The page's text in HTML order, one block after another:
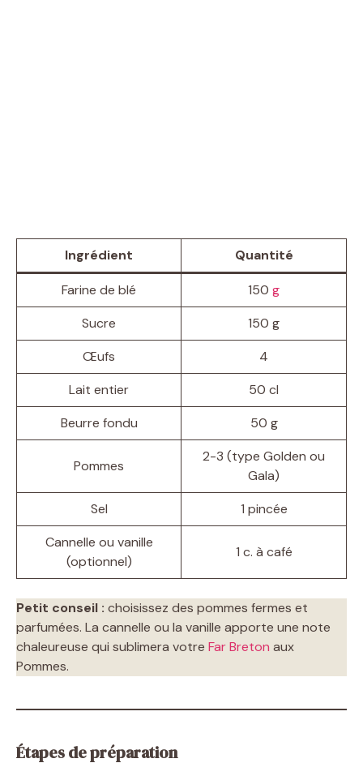
Ingrédient Quantité
Farine de blé 150 g
Sucre
150 g
Œufs
4
Lait entier
50 cl
Beurre fondu
50 g
Pommes
2-3 (type Golden ou
Gala)
Sel
1 pincée
Cannelle ou vanille
(optionnel)
1 c. à café
Petit conseil : choisissez des pommes fermes et
parfumées. La cannelle ou la vanille apporte une note
chaleureuse qui sublimera votre Far Breton aux
Pommes.
Étapes de préparation